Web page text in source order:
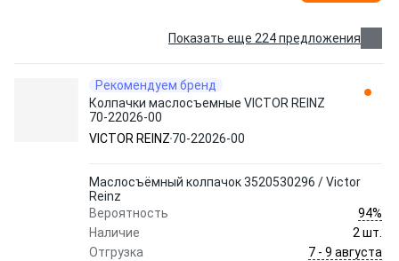
Показать еще 224 предложения
Рекомендуем бренд
Колпачки маслосъемные VICTOR REINZ
70-22026-00
VICTOR REINZ 70-22026-00
Маслосъёмный колпачок 3520530296 / Victor
Reinz
Вероятность
94%
Наличие
2 шт.
Отгрузка
7 - 9 августа